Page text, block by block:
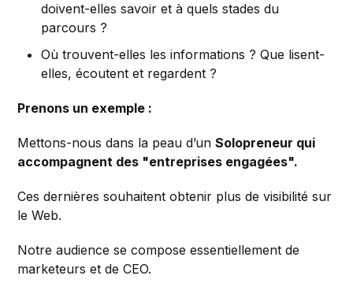
doivent-elles savoir et à quels stades du
parcours ?
Où trouvent-elles les informations ? Que lisent-
elles, écoutent et regardent ?
Prenons un exemple :
Mettons-nous dans la peau d’unSolopreneur qui
accompagnent des "entreprises engagées".
Ces dernières souhaitent obtenir plus de visibilité sur
le Web.
Notre audience se compose essentiellement de
marketeurs et de CEO.